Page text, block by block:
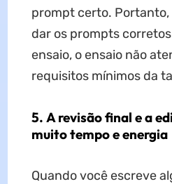
prompt certo. Portanto,
dar os prompts
ensaio, o ensaio não
requisitos mínimos da
5. A revisão final e a
muito tempo e energia
Quando você escreve